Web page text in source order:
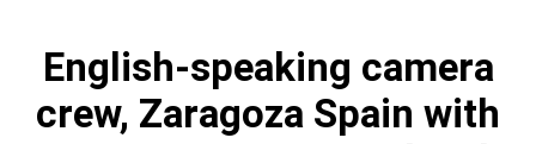
English-speaking camera
crew, Zaragoza Spain with